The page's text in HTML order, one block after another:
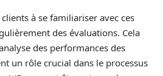
à se familiariser avec ces
des évaluations. Cela
des performances des
un rôle crucial dans le processus